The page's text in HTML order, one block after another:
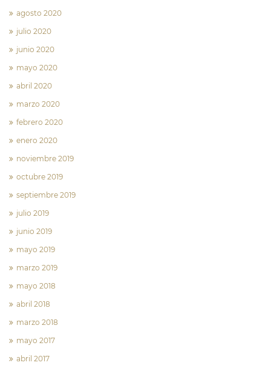
agosto 2020
julio 2020
junio 2020
mayo 2020
abril 2020
marzo 2020
febrero 2020
enero 2020
noviembre 2019
octubre 2019
septiembre 2019
julio 2019
junio 2019
mayo 2019
marzo 2019
mayo 2018
abril 2018
marzo 2018
mayo 2017
abril 2017